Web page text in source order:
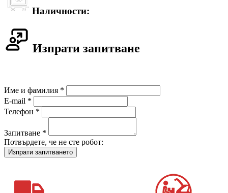
Наличности:
Изпрати запитване
Име и фамилия *
E-mail *
Телефон *
Запитване *
Потвърдете, че не сте робот: